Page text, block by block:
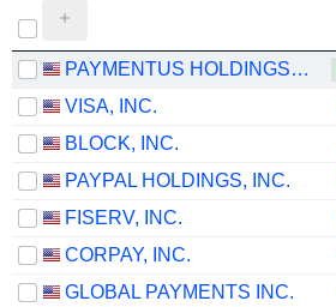
PAYMENTUS HOLDINGS, INC.
VISA, INC.
BLOCK, INC.
PAYPAL HOLDINGS, INC.
FISERV, INC.
CORPAY, INC.
GLOBAL PAYMENTS INC.